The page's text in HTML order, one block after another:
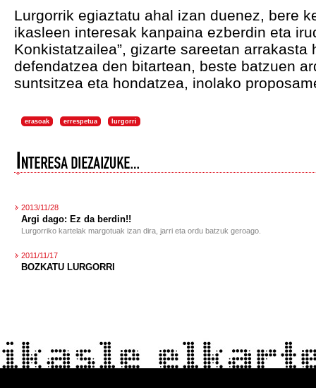
Lurgorrik egiaztatu ahal izan duenez, bere
ikasleen interesak kanpaina ezberdin eta
Konkistatzailea”, gizarte sareetan
defendatzea den bitartean, beste batzuen
suntsitzea eta hondatzea, inolako
erasoak errespetua lurgorri
2013/11/28
Argi dago: Ez da berdin!!
Lurgorriko kartelak margotuak izan dira, jarri eta ordu batzuk geroago.
2011/11/17
BOZKATU LURGORRI